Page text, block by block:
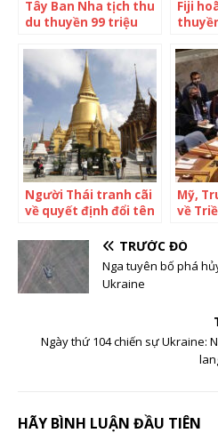
Tây Ban Nha tịch thu
du thuyền 99 triệu
Fiji
Người Thái tranh cãi
về quyết định đổi tên
Mỹ,
về
TRƯỚC ĐÓ
Nga tuyên bố phá
Ukraine
Ngày thứ 104 chiến sự Ukraine:
HÃY BÌNH LUẬN ĐẦU TIÊN